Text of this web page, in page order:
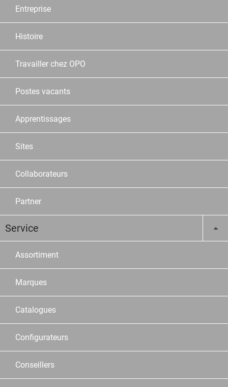
Entreprise
Histoire
Travailler chez OPO
Postes vacants
Apprentissages
Sites
Collaborateurs
Partner
Service
Assortiment
Marques
Catalogues
Configurateurs
Conseillers